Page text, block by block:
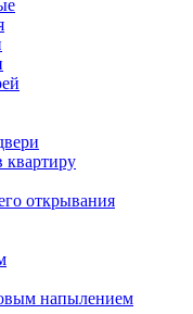
квартиру
открывания
напылением